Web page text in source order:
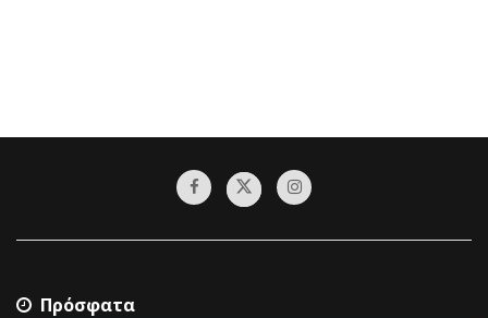
Πρόσφατα